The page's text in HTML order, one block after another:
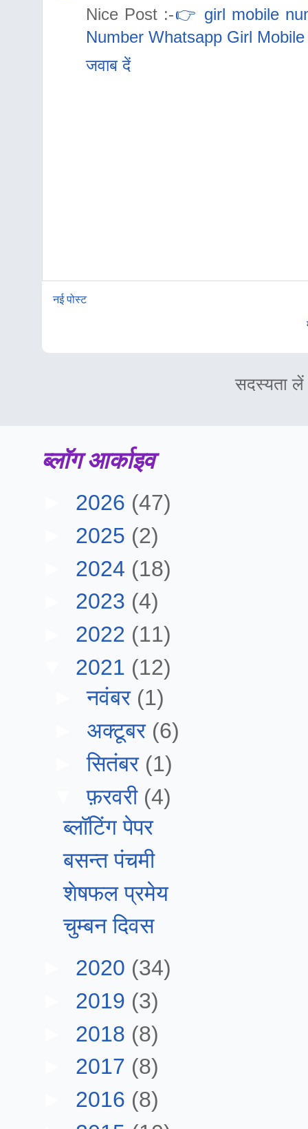
Nice Post :-👉 girl mobile
Number Whatsapp Girl
जवाब दें
नई पोस्ट
सदस्यता लें
ब्लॉग आर्काइव
2026 (47)
2025 (2)
2024 (18)
2023 (4)
2022 (11)
2021 (12)
►नवंबर (1)
अक्टूबर (6)
►सितंबर (1)
▼फ़रवरी (4)
ब्लॉटिंग पेपर
बसन्त पंचमी
शेषफल प्रमेय
चुम्बन दिवस
2020 (34)
2019 (3)
2018 (8)
2017 (8)
2016 (8)